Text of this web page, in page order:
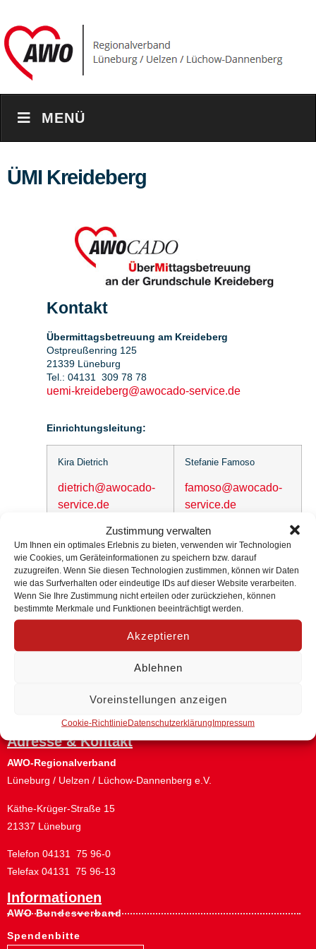
Zustimmung verwalten
Um Ihnen ein optimales Erlebnis zu bieten, verwenden wir Technologien
wie Cookies, um Geräteinformationen zu speichern bzw. darauf
zuzugreifen. Wenn Sie diesen Technologien zustimmen, können wir Daten
wie das Surfverhalten oder eindeutige IDs auf dieser Website verarbeiten.
Wenn Sie Ihre Zustimmung nicht erteilen oder zurückziehen, können
bestimmte Merkmale und Funktionen beeinträchtigt werden.
Akzeptieren
Ablehnen
Voreinstellungen anzeigen
Cookie-RichtlinieDatenschutzerklärungImpressum
MENÜ
ÜMI Kreideberg
Kontakt
Übermittagsbetreuung am Kreideberg
Ostpreußenring 125
21339 Lüneburg
Tel.: 04131 309 78 78
uemi-kreideberg@awocado-service.de
Einrichtungsleitung:
Kira Dietrich
dietrich@awocado-
service.de
Stefanie Famoso
famoso@awocado-
service.de
Anfahrt
Klicken Sie hier um zur Karte zu gelangen:
Ostpreußenring 125,‎ 21339 Lüneburg
Adresse & Kontakt
AWO-Regionalverband
Lüneburg / Uelzen / Lüchow-Dannenberg e.V.
Käthe-Krüger-Straße 15
21337 Lüneburg
Telefon 04131 75 96-0
Telefax 04131 75 96-13
Informationen
AWO Bundesverband
Spendenbitte